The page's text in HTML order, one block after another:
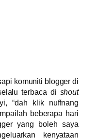
komuniti blogger di
terbaca di shout
“dah klik nuffnang
beberapa hari
yang boleh saya
kenyataan